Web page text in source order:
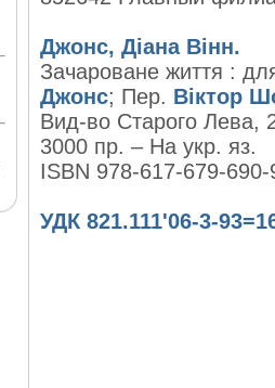
Джонс, Діана Вінн.
Зачароване життя :
Джонс; Пер. Віктор
Вид-во Старого Лева,
3000 пр. – На укр. яз.
ISBN 978-617-679-690-
УДК 821.111'06-3-